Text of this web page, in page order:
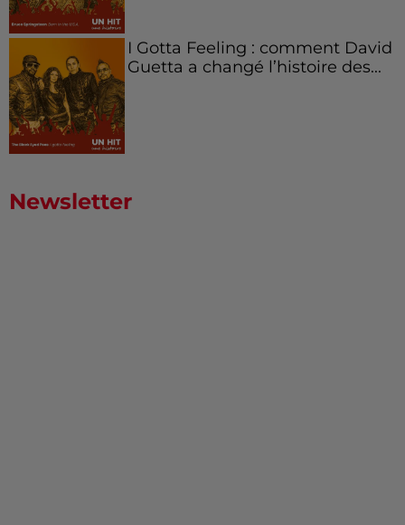
I Gotta Feeling : comment David
Guetta a changé l’histoire des...
Newsletter